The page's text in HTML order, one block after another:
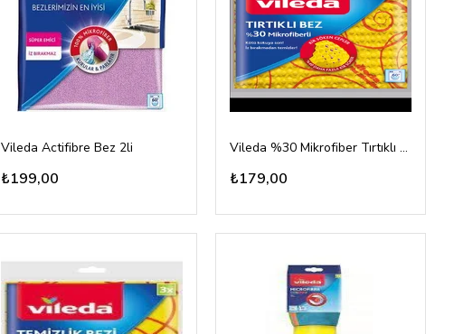
Vileda Actifibre Bez 2li
₺199,00
Vileda %30 Mikrofiber Tırtıklı Temizlik Bezi 4lü
₺179,00